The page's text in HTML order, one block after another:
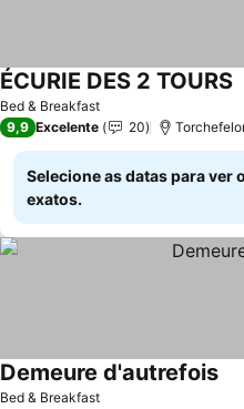
Bed & Breakfast
ÉCURIE DES 2 TOURS
9,9 Excelente 20
Selecione as datas para ver
exatos.
Bed & Breakfast
Demeure d'autrefois